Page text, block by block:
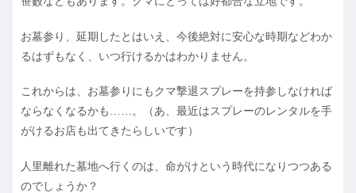
お墓参り、延期したとはいえ、今後絶対に安心な時期などわか
るはずもなく、いつ行けるかはわかりません。
これからは、お墓参りにもクマ撃退スプレーを持参しなければ
ならなくなるかも……。（あ、最近はスプレーのレンタルを手
がけるお店も出てきたらしいです）
人里離れた墓地へ行くのは、命がけという時代になりつつある
のでしょうか？